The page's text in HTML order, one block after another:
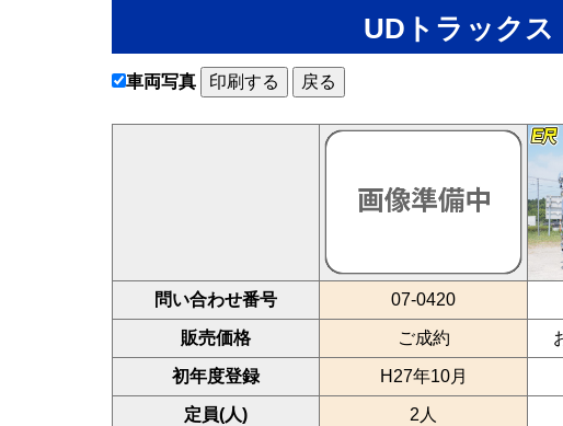
UDトラック
車両写真 印刷する 戻る
問い合わせ番号 07-0420
販売価格 ご成約
初年度登録 H27年10月
定員(人) 2人